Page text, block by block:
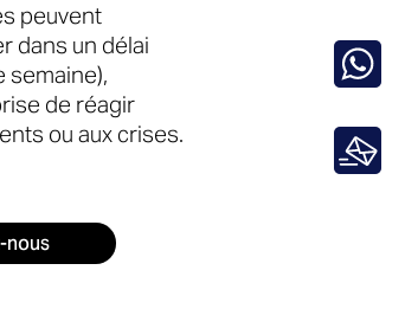
peuvent
dans un délai
semaine),
de réagir
ou aux crises.
nous